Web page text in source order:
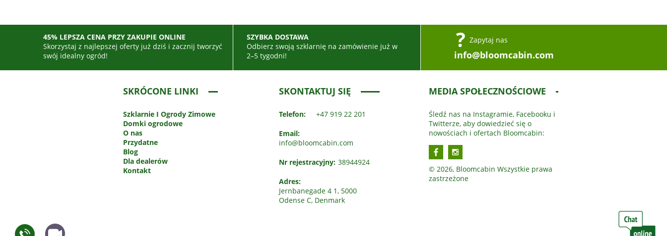
45% LEPSZA CENA PRZY ZAKUPIE ONLINE
Skorzystaj z najlepszej oferty już dziś i zacznij tworzyć
swój idealny ogród!
SZYBKA DOSTAWA
Odbierz swoją szklarnię na zamówienie już w
2–5 tygodni!
Zapytaj nas
info@bloomcabin.com
SKRÓCONE LINKI
Szklarnie I Ogrody Zimowe
Domki ogrodowe
O nas
Przydatne
Blog
Dla dealerów
Kontakt
SKONTAKTUJ SIĘ
Telefon: +47 919 22 201
Email:
info@bloomcabin.com
Nr rejestracyjny: 38944924
Adres:
Jernbanegade 4 1, 5000
Odense C, Denmark
MEDIA SPOŁECZNOŚCIOWE
Śledź nas na Instagramie, Facebooku i
Twitterze, aby dowiedzieć się o
nowościach i ofertach Bloomcabin:
© 2026, Bloomcabin Wszystkie prawa
zastrzeżone